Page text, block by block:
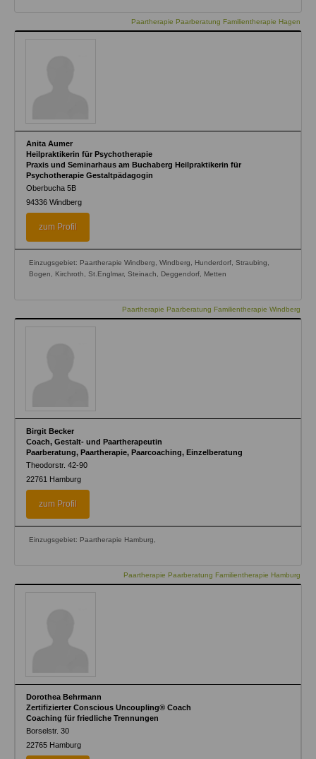
Paartherapie Paarberatung Familientherapie Hagen
Anita Aumer
Heilpraktikerin für Psychotherapie
Praxis und Seminarhaus am Buchaberg Heilpraktikerin für
Psychotherapie Gestaltpädagogin
Oberbucha 5B
94336 Windberg
zum Profil
Einzugsgebiet: Paartherapie Windberg, Windberg, Hunderdorf, Straubing,
Bogen, Kirchroth, St.Englmar, Steinach, Deggendorf, Metten
Paartherapie Paarberatung Familientherapie Windberg
Birgit Becker
Coach, Gestalt- und Paartherapeutin
Paarberatung, Paartherapie, Paarcoaching, Einzelberatung
Theodorstr. 42-90
22761 Hamburg
zum Profil
Einzugsgebiet: Paartherapie Hamburg,
Paartherapie Paarberatung Familientherapie Hamburg
Dorothea Behrmann
Zertifizierter Conscious Uncoupling® Coach
Coaching für friedliche Trennungen
Borselstr. 30
22765 Hamburg